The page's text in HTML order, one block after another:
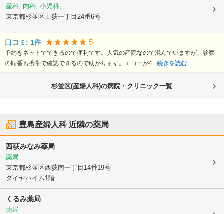
産科, 内科, 小児科, ...
東京都杉並区 上荻一丁目24番6号
口コミ: 1件 5
予約をネットでできるので便利です。人気の産院なので混んでいますが、診察
の順番も携帯で確認できるので助かります。エコーが4...続きを読む
杉並区(産婦人科)の病院・クリニック一覧
豊島産婦人科近隣の薬局
西荻みなみ薬局
薬局
東京都杉並区西荻南一丁目14番19号
ダイヤハイム1階
くるみ薬局
薬局